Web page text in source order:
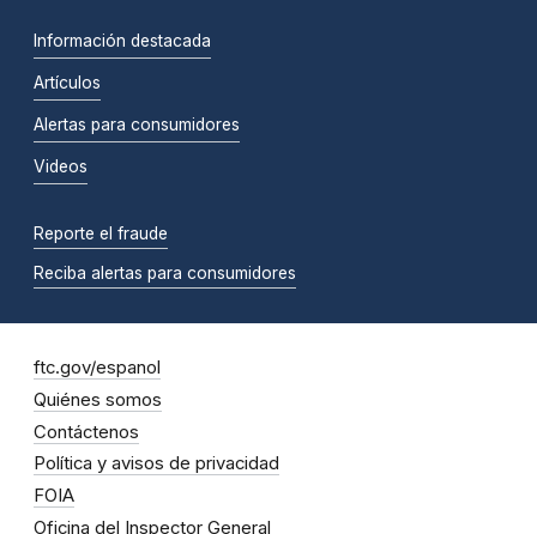
Información destacada
Artículos
Alertas para consumidores
Videos
Reporte el fraude
Reciba alertas para consumidores
ftc.gov/espanol
Quiénes somos
Contáctenos
Política y avisos de privacidad
FOIA
Oficina del Inspector General